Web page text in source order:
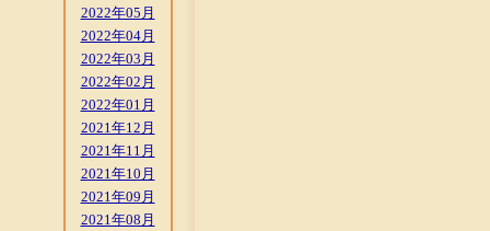
2022年05月
2022年04月
2022年03月
2022年02月
2022年01月
2021年12月
2021年11月
2021年10月
2021年09月
2021年08月